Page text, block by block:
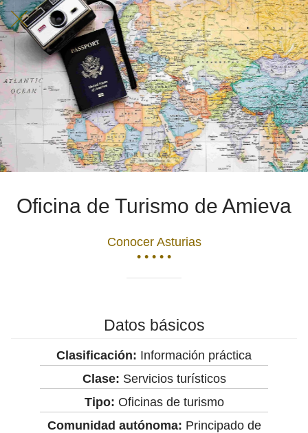
Oficina de Turismo de Amieva
Conocer Asturias
• • • • •
Datos básicos
Clasificación: Información práctica
Clase: Servicios turísticos
Tipo: Oficinas de turismo
Comunidad autónoma: Principado de